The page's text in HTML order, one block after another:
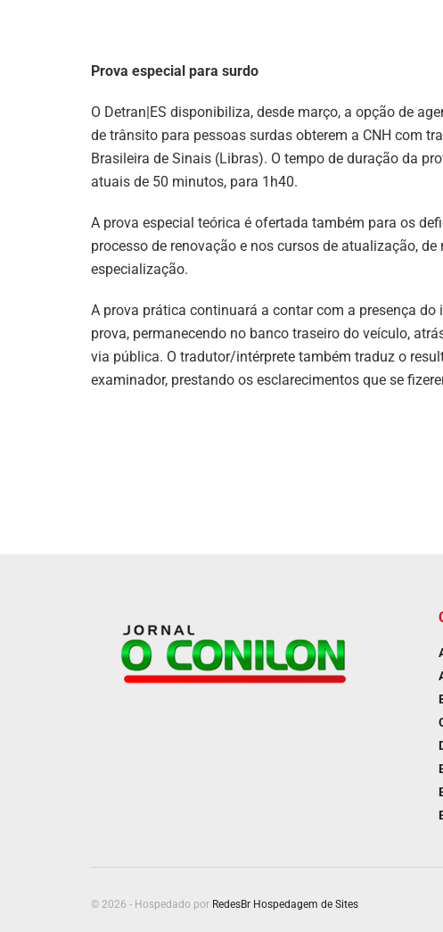
Prova especial para surdo
O Detran|ES disponibiliza, desde março, a opção de
de trânsito para pessoas surdas obterem a CNH com
Brasileira de Sinais (Libras). O tempo de duração da
atuais de 50 minutos, para 1h40.
A prova especial teórica é ofertada também para os
processo de renovação e nos cursos de atualização,
especialização.
A prova prática continuará a contar com a presença
prova, permanecendo no banco traseiro do veículo,
via pública. O tradutor/intérprete também traduz o
examinador, prestando os esclarecimentos que se
© 2026 - Hospedado por RedesBr Hospedagem de Sites